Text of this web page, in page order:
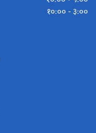
१०:०० - ३:००